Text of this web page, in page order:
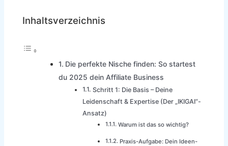
Inhaltsverzeichnis
Die perfekte Nische finden: So startest
du 2025 dein Affiliate Business
Schritt 1: Die Basis – Deine
Leidenschaft & Expertise (Der „IKIGAI“-
Ansatz)
Warum ist das so wichtig?
Praxis-Aufgabe: Dein Ideen-